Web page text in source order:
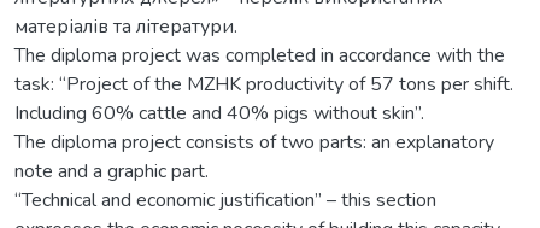
матеріалів та літератури.
The diploma project was completed in accordance with the
task: “Project of the MZHK productivity of 57 tons per shift.
Including 60% cattle and 40% pigs without skin”.
The diploma project consists of two parts: an explanatory
note and a graphic part.
“Technical and economic justification” – this section